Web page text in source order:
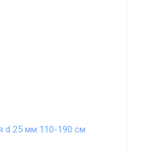
d 25 мм 110-190 см